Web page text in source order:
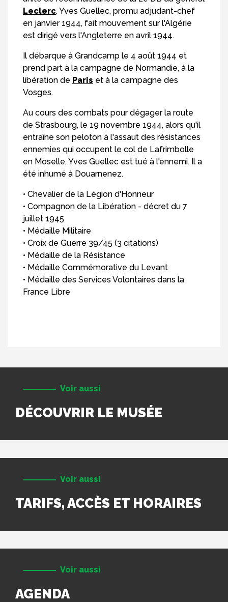
Leclerc, Yves Guellec, promu adjudant-chef
en janvier 1944, fait mouvement sur l'Algérie
est dirigé vers l'Angleterre en avril 1944.
Il débarque à Grandcamp le 4 août 1944 et
prend part à la campagne de Normandie, à la
libération de Paris et à la campagne des
Vosges.
Au cours des combats pour dégager la route
de Strasbourg, le 19 novembre 1944, alors qu'il
entraîne son peloton à l'assaut des résistances
ennemies qui occupent le col de Lafrimbolle
en Moselle, Yves Guellec est tué à l'ennemi. Il a
été inhumé à Douarnenez.
• Chevalier de la Légion d'Honneur
• Compagnon de la Libération - décret du 7
juillet 1945
• Médaille Militaire
• Croix de Guerre 39/45 (3 citations)
• Médaille de la Résistance
• Médaille Commémorative du Levant
• Médaille des Services Volontaires dans la
France Libre
Voir aussi
DÉCOUVRIR LE MUSÉE
Voir aussi
TARIFS, ACCÈS ET HORAIRES
Voir aussi
AGENDA